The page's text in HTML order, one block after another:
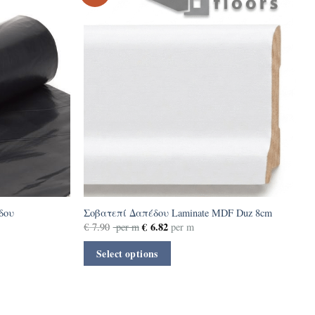
Σοβατεπί Δαπέδου Laminate MDF Duz 8cm
€7.90 per m €6.82per m
Select options